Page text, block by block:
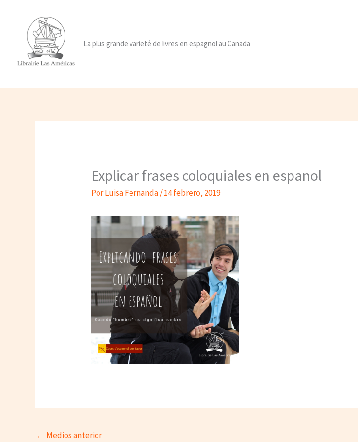
contenido
La plus grande varieté de livres en espagnol au Canada
Explicar frases coloquiales en espanol
PorLuisa Fernanda/14 febrero, 2019
← Medios anterior